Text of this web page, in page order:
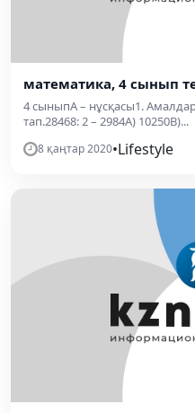
математика, 4 сынып
4 сыныпА – нұсқасы1.
тап.28468: 2 – 2984А) 10250В)...
8 қаңтар 2020•Lifestyle